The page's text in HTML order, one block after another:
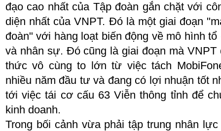
đạo cao nhất của Tập đoàn gắn chặt với
diện nhất của VNPT. Đó là một giai đoạn
đoàn" với hàng loạt biến động về mô hình
và nhân sự. Đó cũng là giai đoạn mà
thức vô cùng to lớn từ việc tách
nhiều năm đầu tư và đang có lợi nhuận tốt
tới việc tái cơ cấu 63 Viễn thông tỉnh để
kinh doanh.
Trong bối cảnh vừa phải tập trung nhân